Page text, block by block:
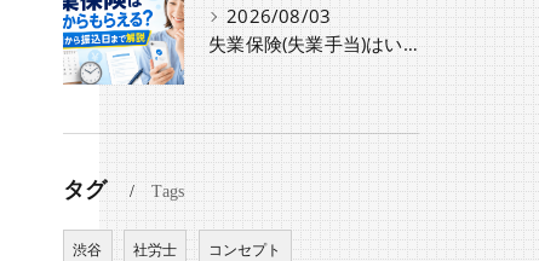
2026/08/03
失業保険(失業手当)はいつからもらえる？認定日から振込日までのスケジュールや種類・条件を解説
タグ Tags
渋谷 社労士 コンセプト